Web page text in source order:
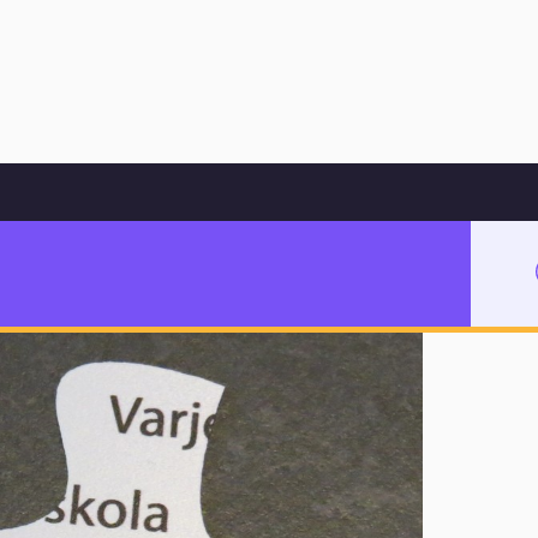
Hoppa till innehåll